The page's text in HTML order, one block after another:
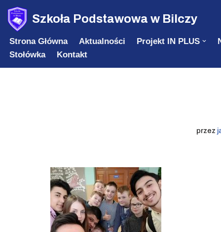
Przejdź
do
treści
Szkoła Podstawowa w Bilczy
Strona Główna Aktualności Projekt IN PLUS
Stołówka
Kontakt
przez